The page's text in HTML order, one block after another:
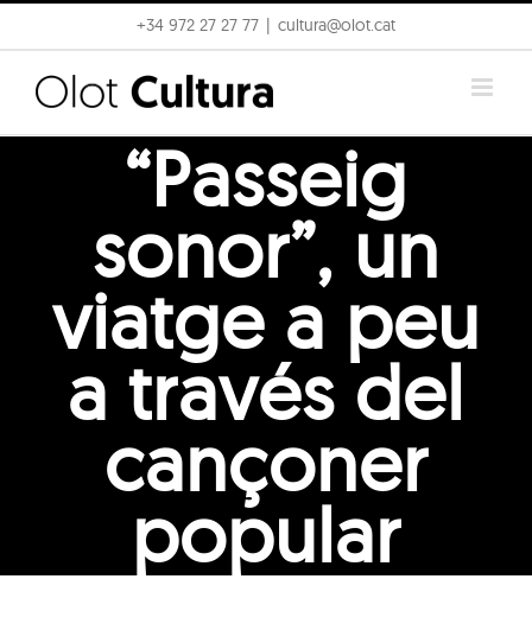
to
content
+34 972 27 27 77 cultura@olot.cat
“Passeig
sonor”, un
viatge a peu
a través del
cançoner
popular